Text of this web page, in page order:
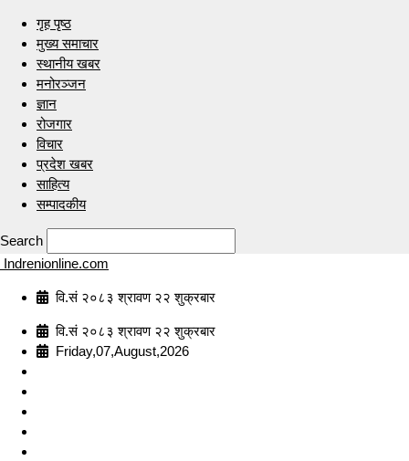
गृह पृष्ठ
मुख्य समाचार
स्थानीय खबर
मनोरञ्जन
ज्ञान
रोजगार
विचार
प्रदेश खबर
साहित्य
सम्पादकीय
Search
Indrenionline.com
वि.सं २०८३ श्रावण २२ शुक्रबार
वि.सं २०८३ श्रावण २२ शुक्रबार
Friday,07,August,2026